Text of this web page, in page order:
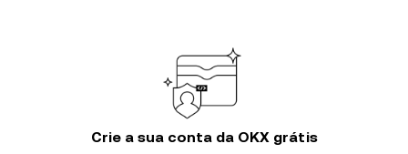
Crie a sua conta da OKX grátis